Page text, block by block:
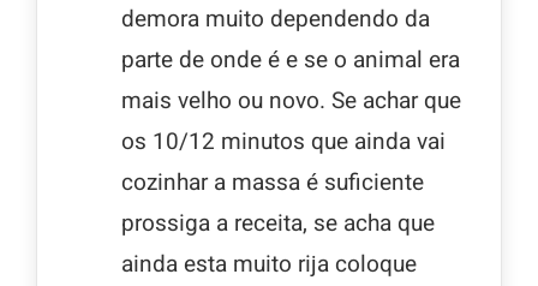
demora muito dependendo da
parte de onde é e se o animal era
mais velho ou novo. Se achar que
os 10/12 minutos que ainda vai
cozinhar a massa é suficiente
prossiga a receita, se acha que
ainda esta muito rija coloque